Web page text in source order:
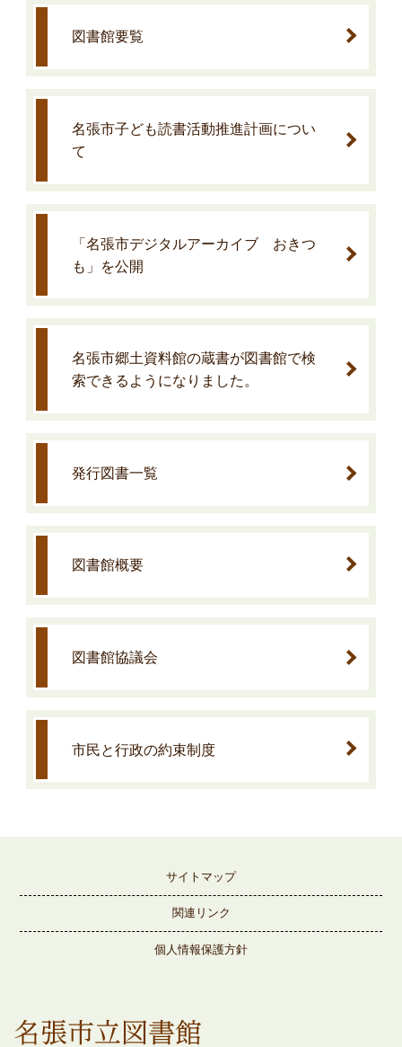
図書館要覧
名張市子ども読書活動推進計画につい
て
「名張市デジタルアーカイブ おきつ
も」を公開
名張市郷土資料館の蔵書が図書館で検
索できるようになりました。
発行図書一覧
図書館概要
図書館協議会
市民と行政の約束制度
サイトマップ
関連リンク
個人情報保護方針